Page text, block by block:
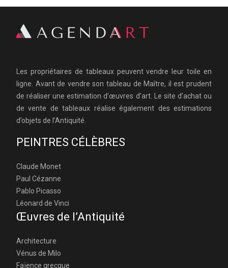
Les propriétaires de tableaux peuvent vendre leur toile en
ligne. Avant de vendre son tableau de Maître, il est prudent
de réaliser une estimation d’œuvres d’art. Le site d’achat ou
de vente de tableaux réalise également des estimations
d’objets de l’Antiquité.
PEINTRES CÉLÈBRES
Claude Monet
Paul Cézanne
Pablo Picasso
Léonard de Vinci
Œuvres de l’Antiquité
Architecture
Vénus de Milo
Faïence grecque